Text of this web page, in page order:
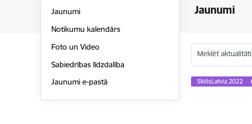
Jaunumi
Jaunumi
Notikumu kalendārs
Foto un Video
Sabiedrības līdzdalība
Jaunumi e-pastā
Meklēt aktualitāti
SkillsLatvia 2022